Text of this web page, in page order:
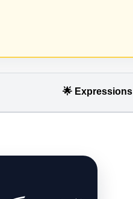
🌟 Expressions